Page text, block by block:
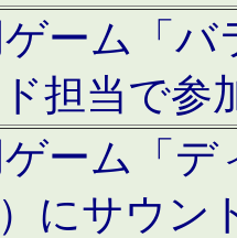
ゲーム「
担当で参
ゲーム「
にサウン